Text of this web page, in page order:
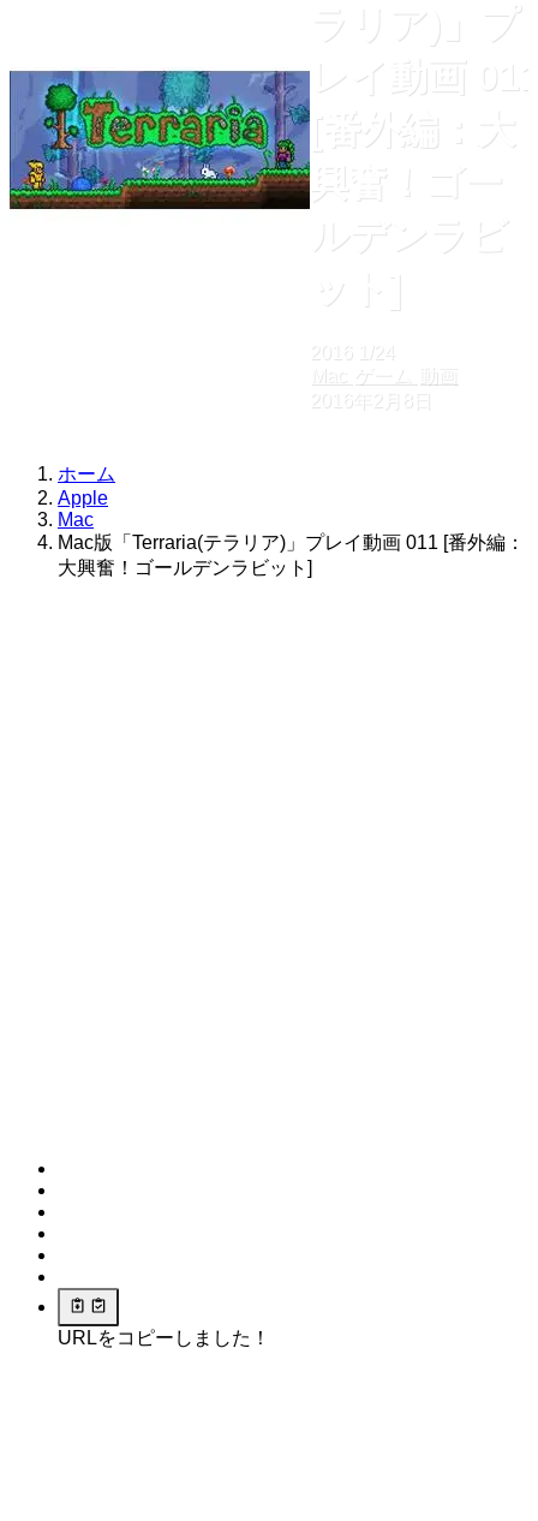
ラリア)」プ
レイ動画
[番外編：大
興奮！ゴー
ルデンラビ
ット]
2016
1/24
Mac ゲーム
動画
2016年2月8日
ホーム
Apple
Mac
Mac版「Terraria(テラリア)」プレイ動画 011 [番外編：
大興奮！ゴールデンラビット]
URLをコピーしました！